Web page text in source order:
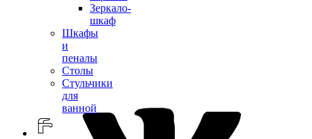
Зеркало-
шкаф
Шкафы
и
пеналы
Столы
Стульчики
для
ванной